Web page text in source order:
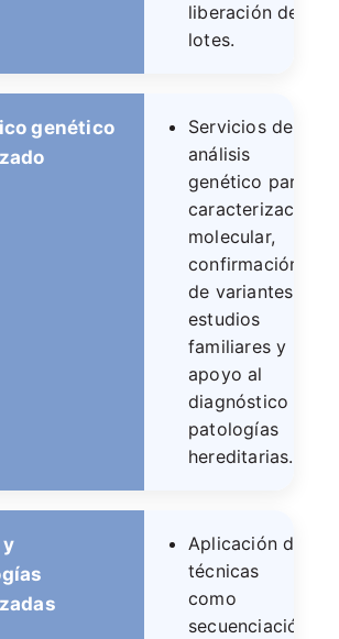
liberación de
lotes.
genético
Servicios de
análisis
genético para
caracterización
molecular,
confirmación
de variantes,
estudios
familiares y
apoyo al
diagnóstico de
patologías
hereditarias.
y
Aplicación de
técnicas
como
secuenciación